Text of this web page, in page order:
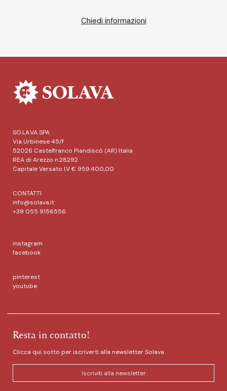
Chiedi informazioni
SO.LA.VA SPA
Via Urbinese 45/f
52026 Castelfranco Piandiscò (AR) Italia
REA di Arezzo n.28292
Capitale Versato I.V € 959.400,00
CONTATTI
info@solava.it
+39 055 9156556
instagram
facebook
pinterest
youtube
Resta in contatto!
Clicca qui sotto per iscriverti alla newsletter Solava
Iscriviti alla newsletter